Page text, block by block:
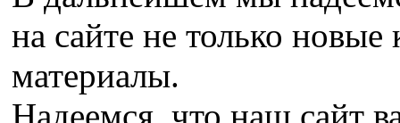
на сайте не только
материалы.
Надеемся, что наш сайт